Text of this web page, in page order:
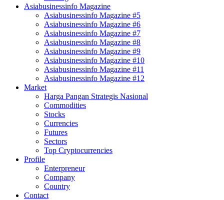
Asiabusinessinfo Magazine
Asiabusinessinfo Magazine #5
Asiabusinessinfo Magazine #6
Asiabusinessinfo Magazine #7
Asiabusinessinfo Magazine #8
Asiabusinessinfo Magazine #9
Asiabusinessinfo Magazine #10
Asiabusinessinfo Magazine #11
Asiabusinessinfo Magazine #12
Market
Harga Pangan Strategis Nasional
Commodities
Stocks
Currencies
Futures
Sectors
Top Cryptocurrencies
Profile
Enterpreneur
Company
Country
Contact